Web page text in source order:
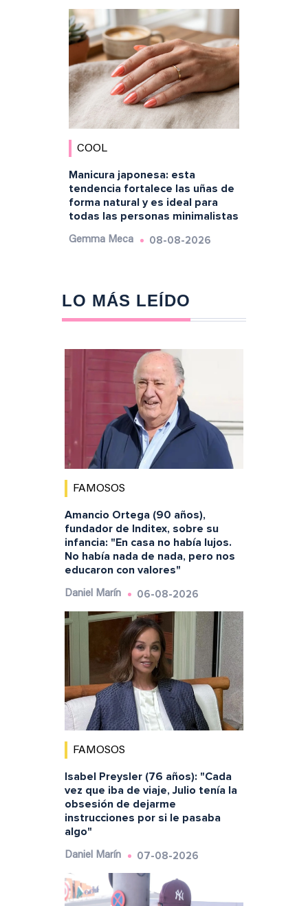
COOL
Manicura japonesa: esta
tendencia fortalece las uñas de
forma natural y es ideal para
todas las personas minimalistas
Gemma Meca 08-08-2026
LO MÁS LEÍDO
FAMOSOS
Amancio Ortega (90 años),
fundador de Inditex, sobre su
infancia: "En casa no había lujos.
No había nada de nada, pero nos
educaron con valores"
Daniel Marín 06-08-2026
FAMOSOS
Isabel Preysler (76 años): "Cada
vez que iba de viaje, Julio tenía la
obsesión de dejarme
instrucciones por si le pasaba
algo"
Daniel Marín 07-08-2026